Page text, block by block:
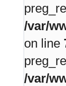
/var/
on line
/var/